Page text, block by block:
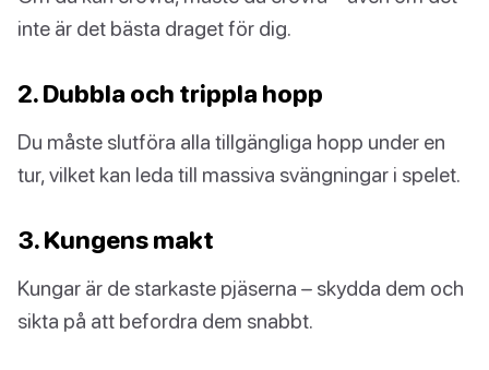
inte är det bästa draget för dig.
2. Dubbla och trippla hopp
Du måste slutföra alla tillgängliga hopp under en
tur, vilket kan leda till massiva svängningar i spelet.
3. Kungens makt
Kungar är de starkaste pjäserna – skydda dem och
sikta på att befordra dem snabbt.